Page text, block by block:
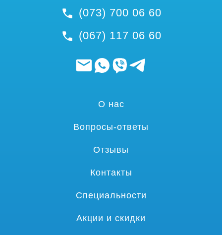
(073) 700 06 60
(067) 117 06 60
О нас
Вопросы-ответы
Отзывы
Контакты
Специальности
Акции и скидки